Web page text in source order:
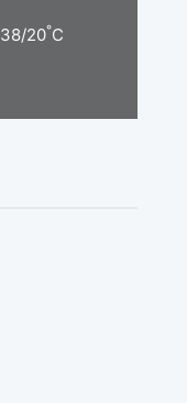
38/20°C